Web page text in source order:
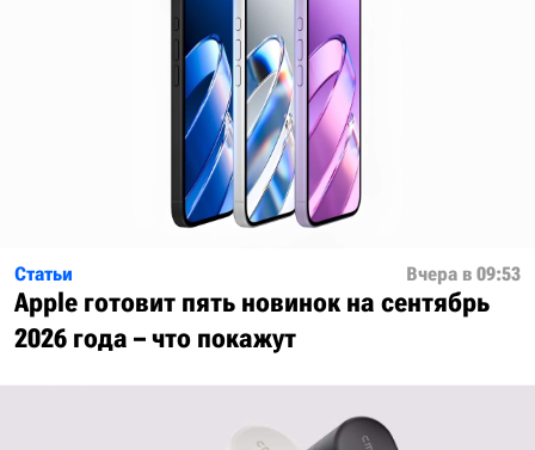
Статьи Вчера в 09:53
Apple готовит пять новинок на сентябрь
2026 года – что покажут